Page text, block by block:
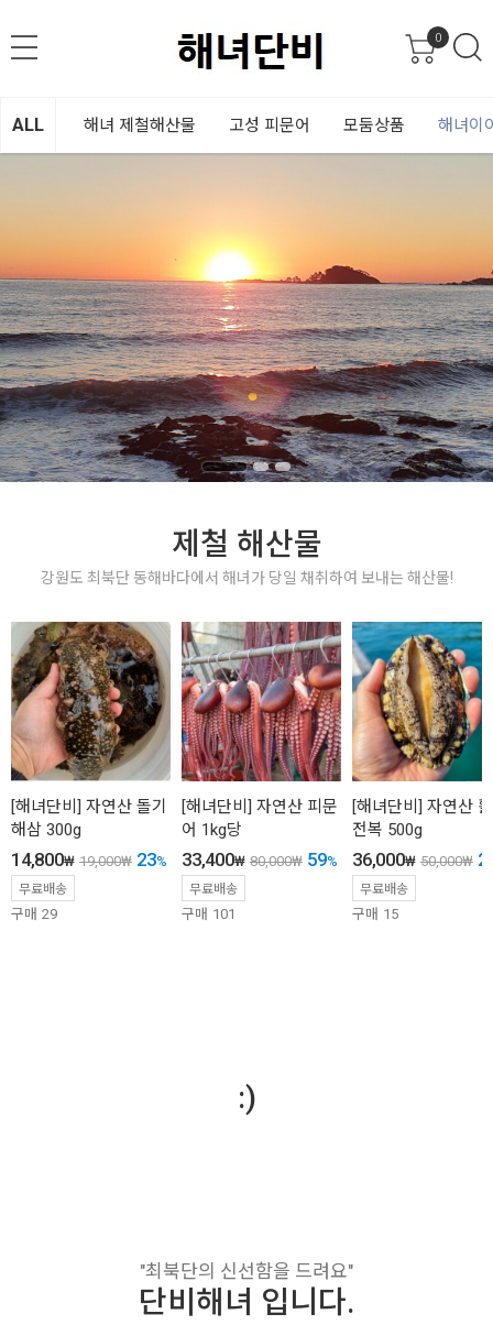
0
ALL 해녀 제철해산물 고성 피문어 모둠상품 해녀이
제철 해산물
강원도 최북단 동해바다에서 해녀가 당일 채취하여 보내는 해산물!
[해녀단비] 자연산 돌기
해삼 300g
14,800₩ 19,000₩ 23%
무료배송
구매 29
[해녀단비] 자연산 피문
어 1kg당
33,400₩ 80,000₩ 59%
무료배송
구매 101
[해녀단비] 자연산 활
전복 500g
36,000₩ 50,000₩
무료배송
구매 15
:)
"최북단의 신선함을 드려요"
단비해녀 입니다.